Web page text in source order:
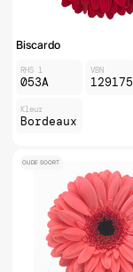
Biscardo
RHS 1
053A
VBN
129175
Kleur
Bordeaux
OUDE SOORT